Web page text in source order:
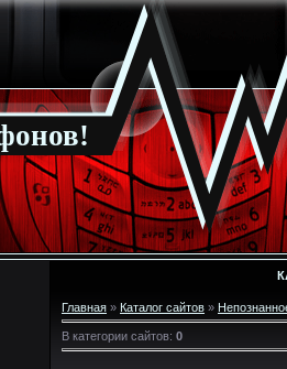
Главная » Каталог сайтов »
В категории сайтов: 0